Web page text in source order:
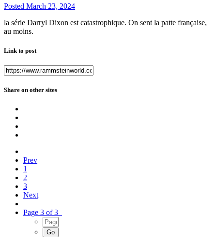
Posted March 23, 2024
la série Darryl Dixon est catastrophique. On sent la patte française,
au moins.
Link to post
Share on other sites
Prev
1
2
3
Next
Page 3 of 3